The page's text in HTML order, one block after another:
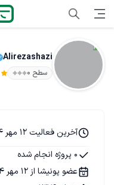
Alirezashazi
سطح ۰
آخرین فعالیت 12 مهر 1404
0 پروژه انجام شده
عضو پونیشا از 12 مهر 1404